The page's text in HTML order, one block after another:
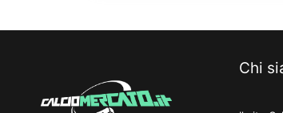
Chi